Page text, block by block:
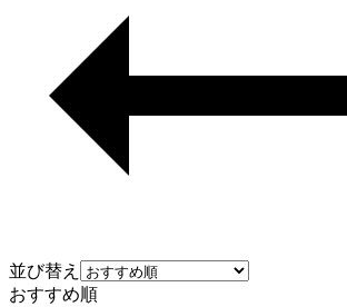
並び替え
おすすめ順